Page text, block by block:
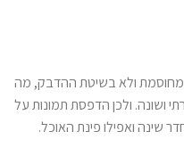
מחוסמת ולא בשיטת ההדבק, מה
ושונה. ולכן הדפסת תמונות על
שינה ואפילו פינת האוכל.